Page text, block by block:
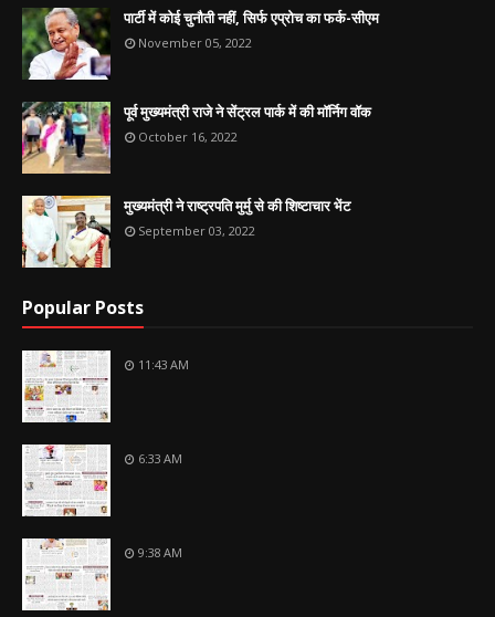
पार्टी में कोई चुनौती नहीं, सिर्फ एप्रोच का फर्क-सीएम
November 05, 2022
पूर्व मुख्यमंत्री राजे ने सेंट्रल पार्क में की मॉर्निग वॉक
October 16, 2022
मुख्यमंत्री ने राष्ट्रपति मुर्मु से की शिष्टाचार भेंट
September 03, 2022
Popular Posts
11:43 AM
6:33 AM
9:38 AM